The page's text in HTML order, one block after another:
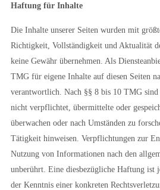
Haftung für Inhalte
Die Inhalte unserer Seiten wurden mit
Richtigkeit, Vollständigkeit und Aktualität
keine Gewähr übernehmen. Als
TMG für eigene Inhalte auf diesen Seiten
verantwortlich. Nach §§ 8 bis 10 TMG sind
nicht verpflichtet, übermittelte oder
überwachen oder nach Umständen zu
Tätigkeit hinweisen. Verpflichtungen zur
Nutzung von Informationen nach den
unberührt. Eine diesbezügliche Haftung ist
der Kenntnis einer konkreten